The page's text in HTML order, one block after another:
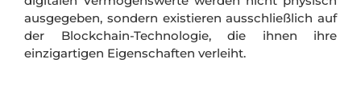
ausgegeben, sondern existieren ausschließlich auf
der Blockchain-Technologie, die ihnen ihre
einzigartigen Eigenschaften verleiht.